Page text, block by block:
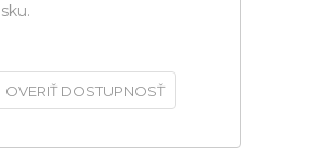
OVERIŤ DOSTUPNOSŤ